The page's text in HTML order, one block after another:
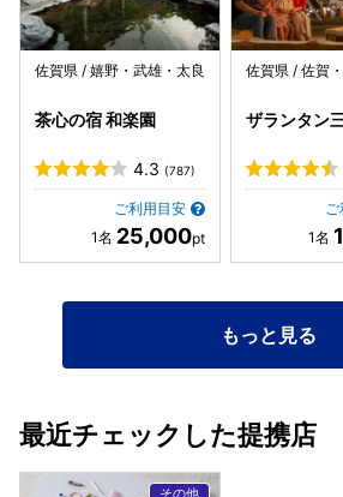
佐賀県 / 嬉野・武雄・太良
茶心の宿 和楽園
4.3 (787)
ご利用目安
25,000
佐賀県 / 佐賀
ザランタン
もっと見る
最近チェックした提携店